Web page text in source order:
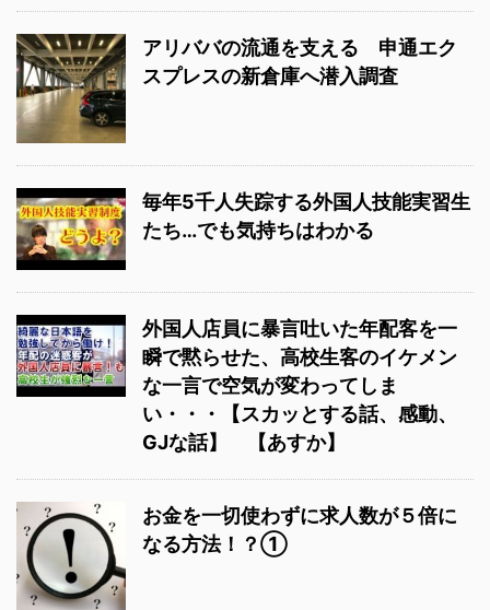
アリババの流通を支える 申通エク
スプレスの新倉庫へ潜入調査
毎年5千人失踪する外国人技能実習生
たち…でも気持ちはわかる
外国人店員に暴言吐いた年配客を一
瞬で黙らせた、高校生客のイケメン
な一言で空気が変わってしま
い・・・【スカッとする話、感動、
GJな話】 【あすか】
お金を一切使わずに求人数が５倍に
なる方法！？①